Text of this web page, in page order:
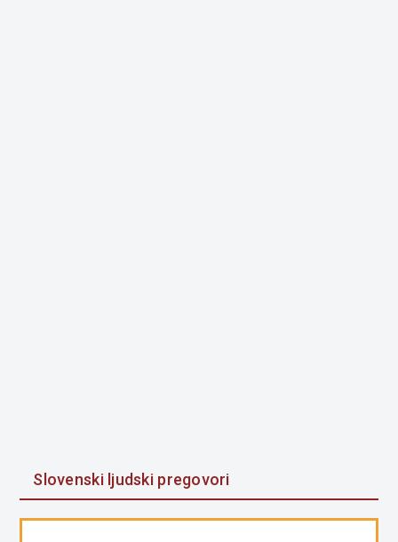
Slovenski ljudski pregovori